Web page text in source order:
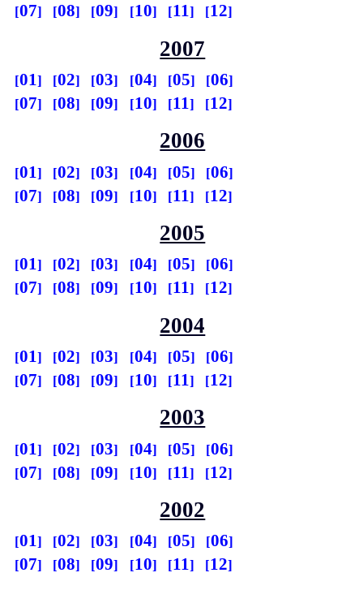
07
08 09 10 11 12
2007
01 02 03 04 05
06
07
08 09 10 11 12
2006
01 02 03 04 05
06
07
08 09 10 11 12
2005
01 02 03 04 05
06
07
08 09 10 11 12
2004
01 02 03 04 05
06
07
08 09 10 11 12
2003
01 02 03 04 05
06
07
08 09 10 11 12
2002
01 02 03 04 05
06
07
08 09 10 11 12